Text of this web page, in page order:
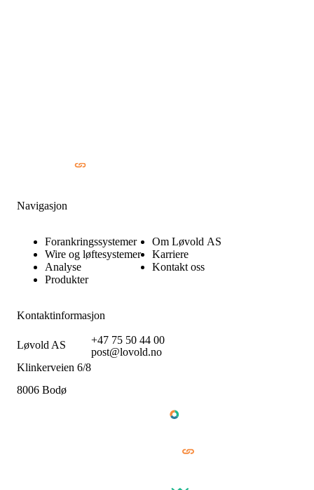
Navigasjon
Forankringssystemer
Wire og løftesystemer
Analyse
Produkter
Om Løvold AS
Karriere
Kontakt oss
Kontaktinformasjon
Løvold AS
Klinkerveien 6/8
8006 Bodø
+47 75 50 44 00
post@lovold.no